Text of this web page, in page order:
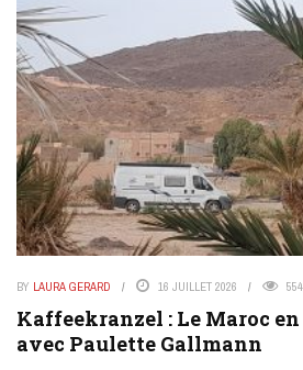
BY LAURA GERARD 16 JUILLET 2026 554
Kaffeekranzel : Le Maroc
avec Paulette Gallmann